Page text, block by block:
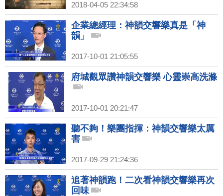
2018-04-05 22:34:58
企業總經理：神韻交響樂真是「神
韻」
2017-10-01 21:05:55
府城觀眾讚神韻交響樂 心靈崇高洗滌
2017-10-01 20:21:47
聽不夠！樂團指揮：神韻交響樂太厲
害
2017-09-29 21:24:36
追著神韻跑！二次看神韻交響樂再次
回味